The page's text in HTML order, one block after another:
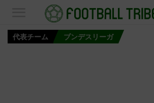
代表チーム ブンデスリーガ